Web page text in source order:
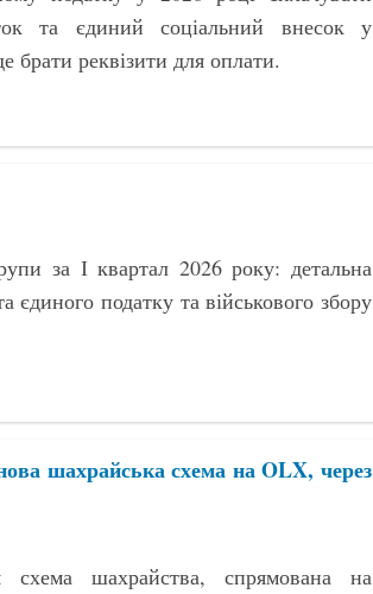
та єдиний соціальний внесок у
брати реквізити для оплати.
за І квартал 2026 року: детальна
єдиного податку та військового збору
шахрайська схема на OLX, через
схема шахрайства, спрямована на